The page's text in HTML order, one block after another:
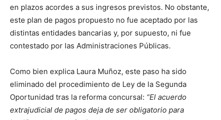
en plazos acordes a sus ingresos previstos. No obstante,
este plan de pagos propuesto no fue aceptado por las
distintas entidades bancarias y, por supuesto, ni fue
contestado por las Administraciones Públicas.
Como bien explica Laura Muñoz, este paso ha sido
eliminado del procedimiento de Ley de la Segunda
Oportunidad tras la reforma concursal: “El acuerdo
extrajudicial de pagos deja de ser obligatorio para